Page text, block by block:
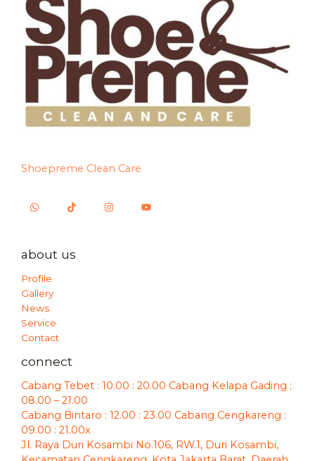
Shoepreme Clean Care
about us
Profile
Gallery
News
Service
Contact
connect
Cabang Tebet : 10.00 : 20.00 Cabang Kelapa Gading ;
08.00 – 21.00
Cabang Bintaro : 12.00 : 23.00 Cabang Cengkareng :
09.00 : 21.00x
Jl. Raya Duri Kosambi No.106, RW.1, Duri Kosambi,